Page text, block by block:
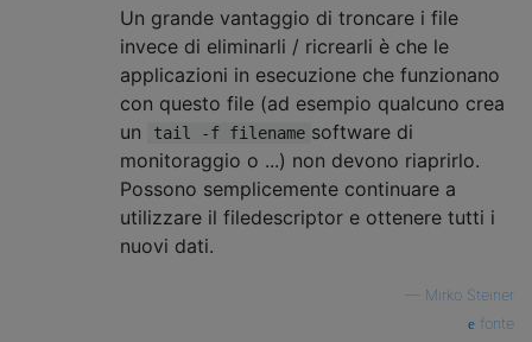
Un grande vantaggio di troncare i file
invece di eliminarli / ricrearli è che le
applicazioni in esecuzione che funzionano
con questo file (ad esempio qualcuno crea
un
tail -f filename software di
monitoraggio o ...) non devono riaprirlo.
Possono semplicemente continuare a
utilizzare il filedescriptor e ottenere tutti i
nuovi dati.
Mirko Steiner
fonte